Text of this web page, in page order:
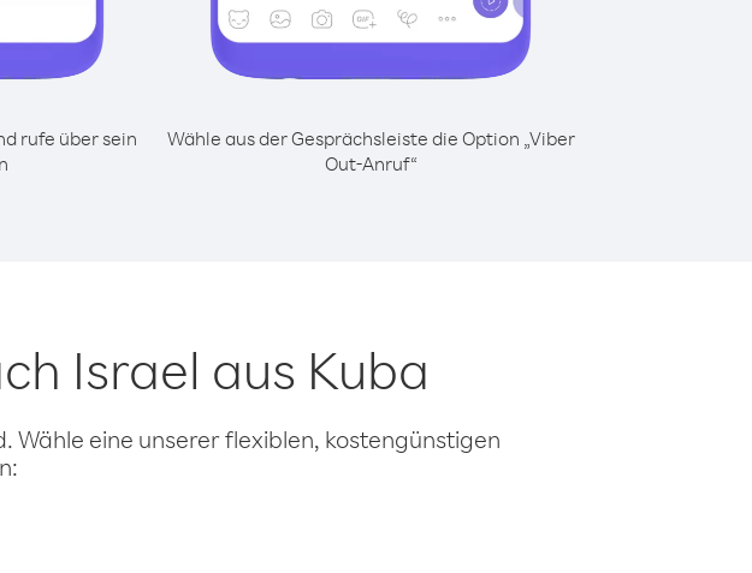
rufe über sein
Wähle aus der Gesprächsleiste die Option „Viber
Out-Anruf“
Israel aus Kuba
Wähle eine unserer flexiblen, kostengünstigen